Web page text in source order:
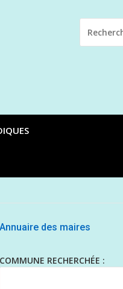
POUR
:
Annuaire des maires
COMMUNE RECHERCHÉE :